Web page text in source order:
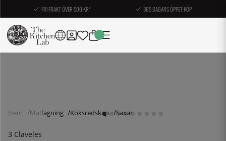
FRI FRAKT ÖVER 500 KR* 365 DAGARS ÖPPET KÖP
Hem Matlagning Köksredskap Saxar
3 Claveles